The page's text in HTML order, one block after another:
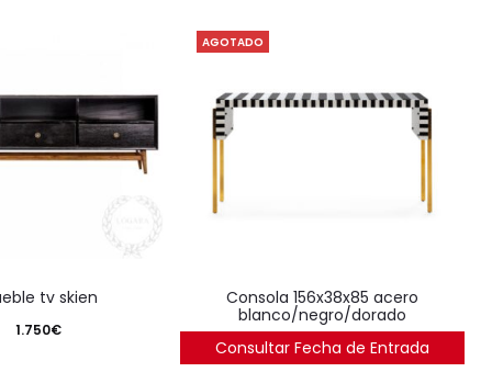
tv skien
1.750€
AGOTADO
consola 156x38x85 acero
blanco/negro/dorado
1.914€
Consultar Fecha de Entrada